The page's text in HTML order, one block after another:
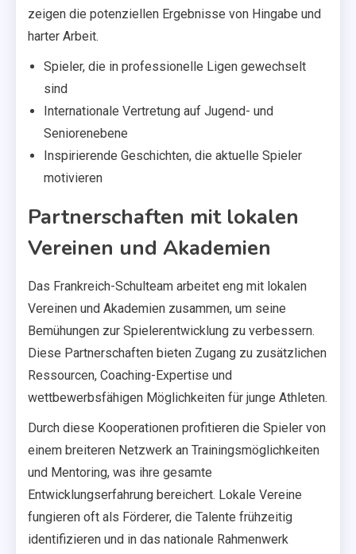
zeigen die potenziellen Ergebnisse von Hingabe und
harter Arbeit.
Spieler, die in professionelle Ligen gewechselt
sind
Internationale Vertretung auf Jugend- und
Seniorenebene
Inspirierende Geschichten, die aktuelle Spieler
motivieren
Partnerschaften mit lokalen
Vereinen und Akademien
Das Frankreich-Schulteam arbeitet eng mit lokalen
Vereinen und Akademien zusammen, um seine
Bemühungen zur Spielerentwicklung zu verbessern.
Diese Partnerschaften bieten Zugang zu zusätzlichen
Ressourcen, Coaching-Expertise und
wettbewerbsfähigen Möglichkeiten für junge Athleten.
Durch diese Kooperationen profitieren die Spieler von
einem breiteren Netzwerk an Trainingsmöglichkeiten
und Mentoring, was ihre gesamte
Entwicklungserfahrung bereichert. Lokale Vereine
fungieren oft als Förderer, die Talente frühzeitig
identifizieren und in das nationale Rahmenwerk